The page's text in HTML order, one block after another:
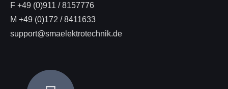
F +49 (0)911 / 8157776
M +49 (0)172 / 8411633
support@smaelektrotechnik.de